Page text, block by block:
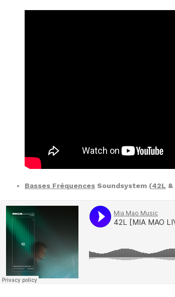
Basses Fréquences Soundsystem (42L &